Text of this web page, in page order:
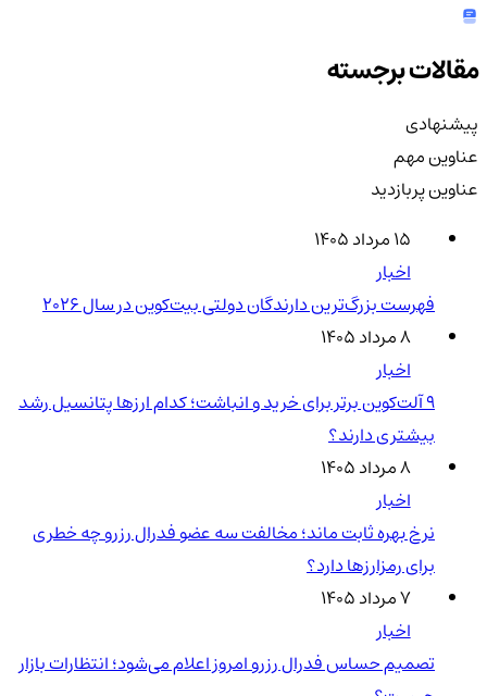
مقالات برجسته
پیشنهادی
عناوین مهم
عناوین پربازدید
۱۵ مرداد ۱۴۰۵
اخبار
فهرست بزرگ‌ترین دارندگان دولتی بیت‌کوین در سال 2026
۸ مرداد ۱۴۰۵
اخبار
۹ آلت‌کوین برتر برای خرید و انباشت؛ کدام ارزها پتانسیل رشد
بیشتری دارند؟
۸ مرداد ۱۴۰۵
اخبار
نرخ بهره ثابت ماند؛ مخالفت سه عضو فدرال رزرو چه خطری
برای رمزارزها دارد؟
۷ مرداد ۱۴۰۵
اخبار
تصمیم حساس فدرال رزرو امروز اعلام می‌شود؛ انتظارات بازار